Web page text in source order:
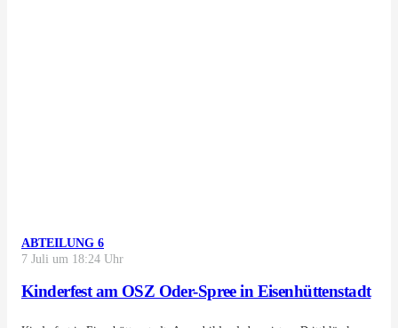
ABTEILUNG 6
7 Juli um 18:24 Uhr
Kinderfest am OSZ Oder-Spree in Eisenhüttenstadt